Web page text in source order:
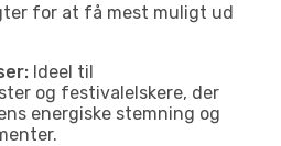
for at få mest muligt ud
Ideel til
og festivalelskere, der
energiske stemning og